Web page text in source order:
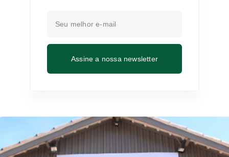
Assine a nossa newsletter